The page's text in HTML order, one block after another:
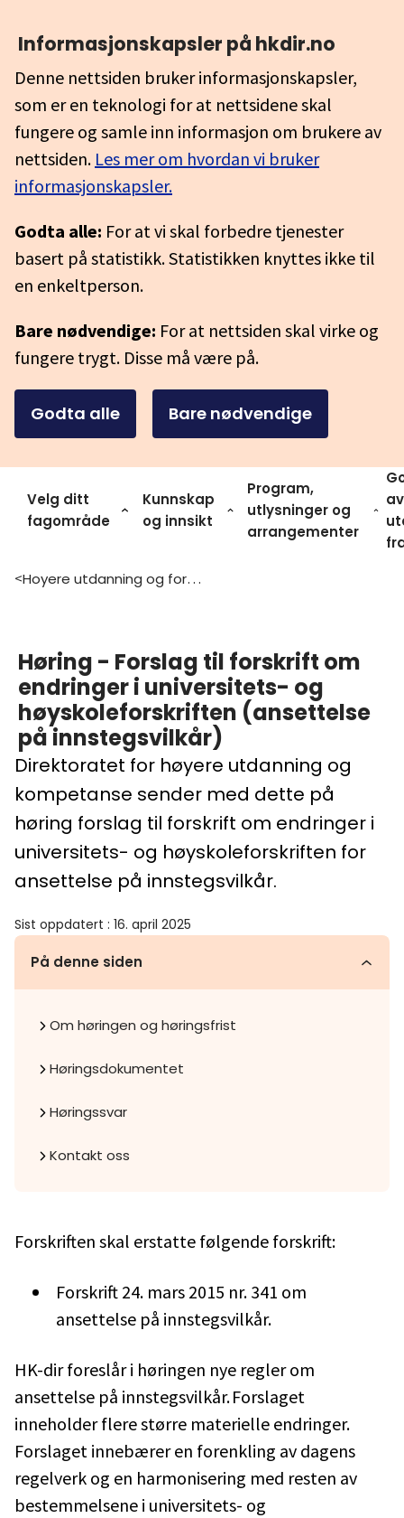
Informasjonskapsler på hkdir.no
Denne nettsiden bruker informasjonskapsler,
som er en teknologi for at nettsidene skal
fungere og samle inn informasjon om brukere av
nettsiden. Les mer om hvordan vi bruker
informasjonskapsler.
Godta alle: For at vi skal forbedre tjenester
basert på statistikk. Statistikken knyttes ikke til
en enkeltperson.
Bare nødvendige: For at nettsiden skal virke og
fungere trygt. Disse må være på.
Godta alle Bare nødvendige
Velg ditt
fagområde
Kunnskap
og innsikt
Program,
utlysninger og
arrangementer
av
> Hoyere utdanning og forskning
Høring - Forslag til forskrift om
endringer i universitets- og
høyskoleforskriften (ansettelse
på innstegsvilkår)
Direktoratet for høyere utdanning og
kompetanse sender med dette på
høring forslag til forskrift om endringer i
universitets- og høyskoleforskriften for
ansettelse på innstegsvilkår.
Sist oppdatert : 16. april 2025
På denne siden
Om høringen og høringsfrist
Høringsdokumentet
Høringssvar
Kontakt oss
Forskriften skal erstatte følgende forskrift:
Forskrift 24. mars 2015 nr. 341 om
ansettelse på innstegsvilkår.
HK-dir foreslår i høringen nye regler om
ansettelse på innstegsvilkår. Forslaget
inneholder flere større materielle endringer.
Forslaget innebærer en forenkling av dagens
regelverk og en harmonisering med resten av
bestemmelsene i universitets- og